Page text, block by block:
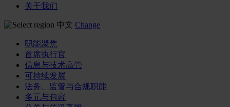
关于我们
中文 Change
职能聚焦
首席执行官
信息与技术高管
可持续发展
法务、监管与合规职能
多元与包容